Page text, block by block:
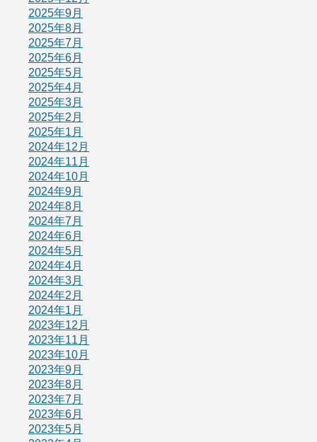
2025年9月
2025年8月
2025年7月
2025年6月
2025年5月
2025年4月
2025年3月
2025年2月
2025年1月
2024年12月
2024年11月
2024年10月
2024年9月
2024年8月
2024年7月
2024年6月
2024年5月
2024年4月
2024年3月
2024年2月
2024年1月
2023年12月
2023年11月
2023年10月
2023年9月
2023年8月
2023年7月
2023年6月
2023年5月